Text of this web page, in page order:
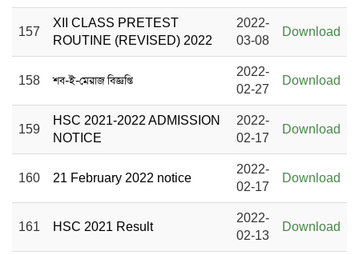
157
XII CLASS PRETEST
ROUTINE (REVISED) 2022
2022-
03-08
Download
158 শব-ই-মেরাজ বিজ্ঞপ্তি
2022-
02-27
Download
159
HSC 2021-2022 ADMISSION
NOTICE
2022-
02-17
Download
160 21 February 2022 notice
2022-
02-17
Download
161 HSC 2021 Result
2022-
02-13
Download